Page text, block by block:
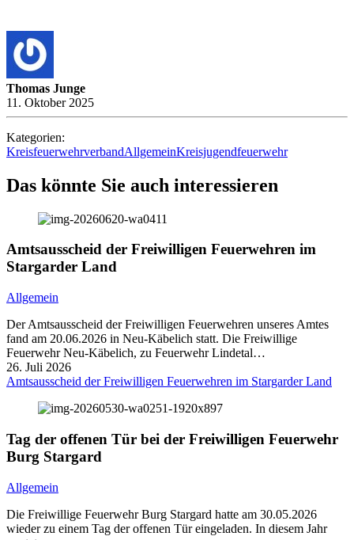
Thomas Junge
11. Oktober 2025
Kategorien:
KreisfeuerwehrverbandAllgemeinKreisjugendfeuerwehr
Das könnte Sie auch interessieren
Amtsausscheid der Freiwilligen Feuerwehren im
Stargarder Land
Allgemein
Der Amtsausscheid der Freiwilligen Feuerwehren unseres Amtes
fand am 20.06.2026 in Neu-Käbelich statt. Die Freiwillige
Feuerwehr Neu-Käbelich, zu Feuerwehr Lindetal…
26. Juli 2026
Amtsausscheid der Freiwilligen Feuerwehren im Stargarder Land
Tag der offenen Tür bei der Freiwilligen Feuerwehr
Burg Stargard
Allgemein
Die Freiwillige Feuerwehr Burg Stargard hatte am 30.05.2026
wieder zu einem Tag der offenen Tür eingeladen. In diesem Jahr